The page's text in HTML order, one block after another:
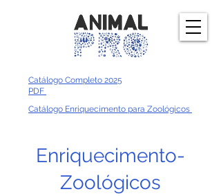
Catálogo Completo 2025
PDF
Catálogo Enriquecimento para Zoológicos
Enriquecimento-
Zoológicos